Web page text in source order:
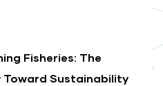
Fisheries: The
Toward Sustainability